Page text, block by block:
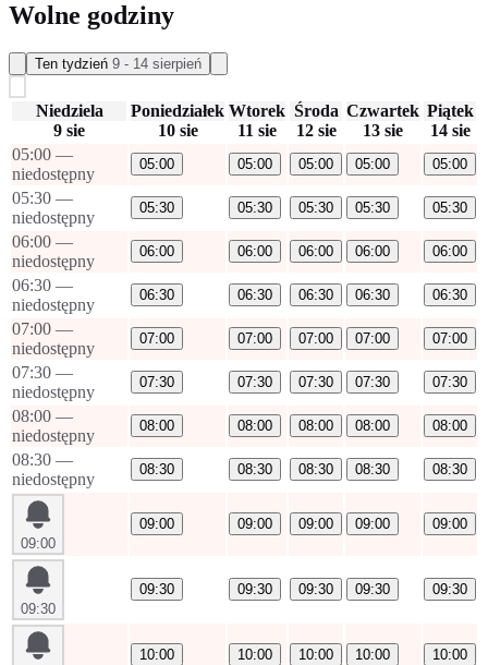
Wolne godziny
Ten tydzień 9 - 14 sierpień
Niedziela
9 sie
Poniedziałek
10 sie
Wtorek
11 sie
Środa
12 sie
Czwartek
13 sie
Piątek
14 sie
05:00 —
niedostępny
05:00 05:00 05:00 05:00 05:00
05:30 —
niedostępny
05:30 05:30 05:30 05:30 05:30
06:00 —
niedostępny
06:00 06:00 06:00 06:00 06:00
06:30 —
niedostępny
06:30 06:30 06:30 06:30 06:30
07:00 —
niedostępny
07:00 07:00 07:00 07:00 07:00
07:30 —
niedostępny
07:30 07:30 07:30 07:30 07:30
08:00 —
niedostępny
08:00 08:00 08:00 08:00 08:00
08:30 —
niedostępny
08:30 08:30 08:30 08:30 08:30
09:00
09:00 09:00 09:00 09:00 09:00
09:30
09:30 09:30 09:30 09:30 09:30
10:00 10:00 10:00 10:00 10:00